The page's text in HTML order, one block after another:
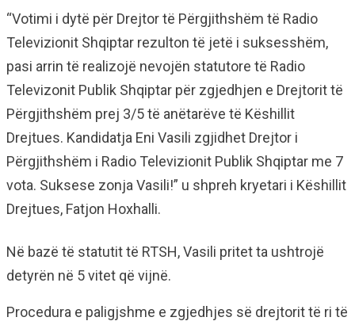
“Votimi i dytë për Drejtor të Përgjithshëm të Radio
Televizionit Shqiptar rezulton të jetë i suksesshëm,
pasi arrin të realizojë nevojën statutore të Radio
Televizonit Publik Shqiptar për zgjedhjen e Drejtorit të
Përgjithshëm prej 3/5 të anëtarëve të Këshillit
Drejtues. Kandidatja Eni Vasili zgjidhet Drejtor i
Përgjithshëm i Radio Televizionit Publik Shqiptar me 7
vota. Suksese zonja Vasili!” u shpreh kryetari i Këshillit
Drejtues, Fatjon Hoxhalli.
Në bazë të statutit të RTSH, Vasili pritet ta ushtrojë
detyrën në 5 vitet që vijnë.
Procedura e paligjshme e zgjedhjes së drejtorit të ri të